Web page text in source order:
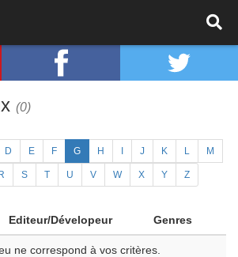
(0)
D E F G H J K L M
R S T U V W X Y Z
Editeur/Dévelopeur Genres
ne correspond à vos critères.